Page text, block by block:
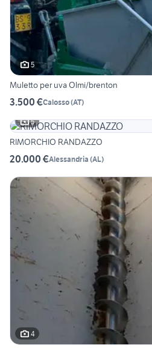
5
Muletto per uva Olmi/brenton
3.500 €Calosso(AT)
5
RIMORCHIO RANDAZZO
20.000 €Alessandria (AL)
4